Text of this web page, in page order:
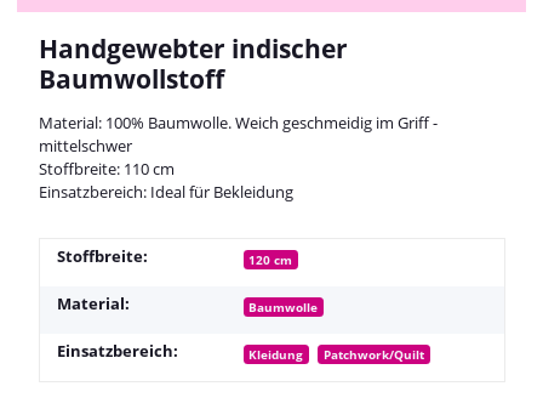
Handgewebter indischer
Baumwollstoff
Material: 100% Baumwolle. Weich geschmeidig im Griff -
mittelschwer
Stoffbreite: 110 cm
Einsatzbereich: Ideal für Bekleidung
Stoffbreite: 120 cm
Material: Baumwolle
Einsatzbereich: Kleidung Patchwork/Quilt